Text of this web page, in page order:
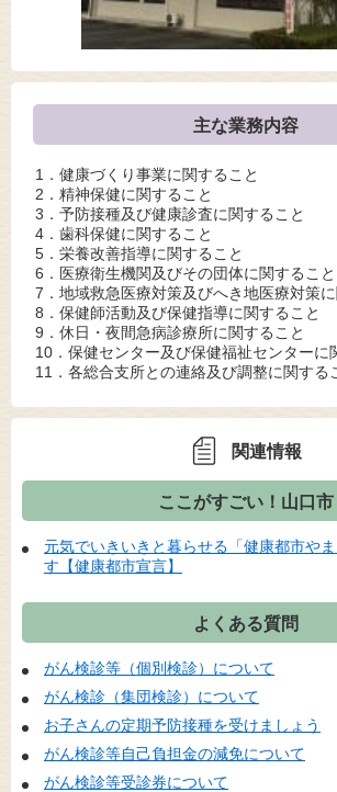
主な業務内容
1．健康づくり事業に関すること
2．精神保健に関すること
3．予防接種及び健康診査に関すること
4．歯科保健に関すること
5．栄養改善指導に関すること
6．医療衛生機関及びその団体に関すること
7．地域救急医療対策及びへき地医療対策
8．保健師活動及び保健指導に関すること
9．休日・夜間急病診療所に関すること
10．保健センター及び保健福祉センターに
11．各総合支所との連絡及び調整に関する
関連情報
ここがすごい！山口市
元気でいきいきと暮らせる「健康都市や
す【健康都市宣言】
よくある質問
がん検診等（個別検診）について
がん検診（集団検診）について
お子さんの定期予防接種を受けましょう
がん検診等自己負担金の減免について
がん検診等受診券について